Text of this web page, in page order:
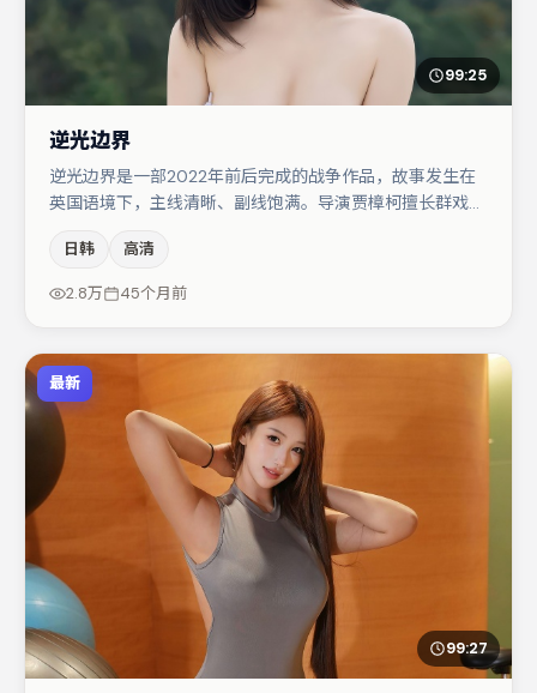
99:25
逆光边界
逆光边界是一部2022年前后完成的战争作品，故事发生在
英国语境下，主线清晰、副线饱满。导演贾樟柯擅长群戏与
刘亦菲的对手戏构成全片情感锚点，菅田将晖则以细节塑造
推动谜题层层揭开。整体完成度较高，适合周末一口气追
日韩 高清
2.8万 45个月前
最新
99:27